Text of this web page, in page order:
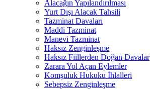
Alacağın Yapılandırılması
Yurt Dışı Alacak Tahsili
Tazminat Davaları
Maddi Tazminat
Manevi Tazminat
Haksız Zenginleşme
Haksız Fiillerden Doğan Davalar
Zarara Yol Açan Eylemler
Komşuluk Hukuku İhlalleri
Sebepsiz Zenginleşme